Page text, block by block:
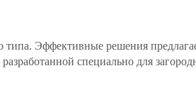
Эффективные решения
специально для